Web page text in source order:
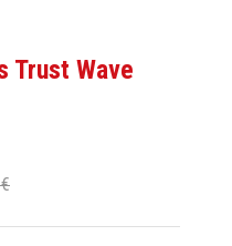
Trust Wave